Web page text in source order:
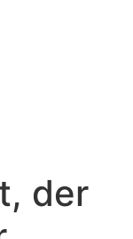
der